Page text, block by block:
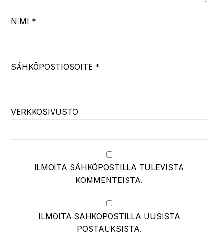
NIMI *
SÄHKÖPOSTIOSOITE *
VERKKOSIVUSTO
ILMOITA SÄHKÖPOSTILLA TULEVISTA
KOMMENTEISTA.
ILMOITA SÄHKÖPOSTILLA UUSISTA
POSTAUKSISTA.